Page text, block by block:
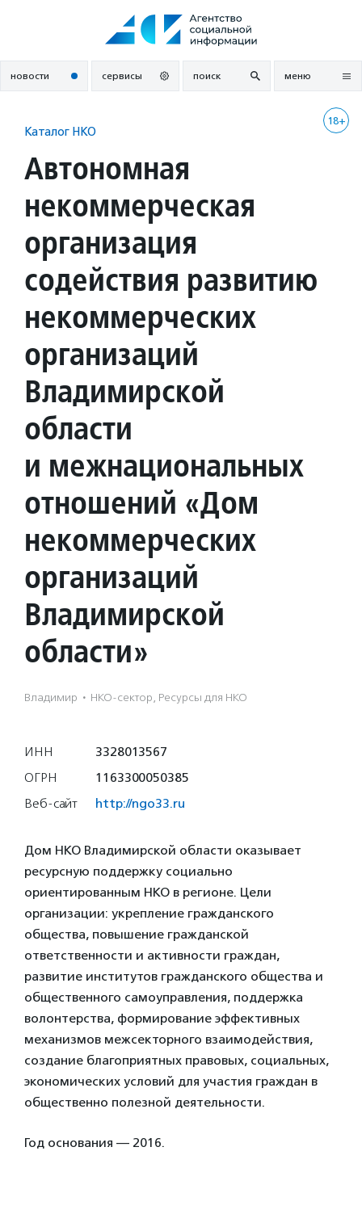
новости сервисы поиск меню
18+
Каталог НКО
Автономная
некоммерческая
организация
содействия развитию
некоммерческих
организаций
Владимирской
области
и межнациональных
отношений «Дом
некоммерческих
организаций
Владимирской
области»
Владимир · НКО-сектор, Ресурсы для НКО
ИНН
3328013567
ОГРН
1163300050385
Веб-сайт
http://ngo33.ru
Дом НКО Владимирской области оказывает
ресурсную поддержку социально
ориентированным НКО в регионе. Цели
организации: укрепление гражданского
общества, повышение гражданской
ответственности и активности граждан,
развитие институтов гражданского общества и
общественного самоуправления, поддержка
волонтерства, формирование эффективных
механизмов межсекторного взаимодействия,
создание благоприятных правовых, социальных,
экономических условий для участия граждан в
общественно полезной деятельности.
Год основания — 2016.